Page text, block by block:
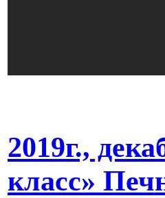
2019г.,
класс»